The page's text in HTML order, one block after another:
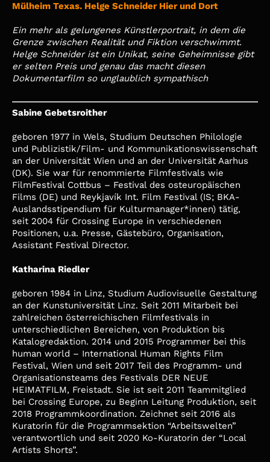
Mülheim Texas. Helge Schneider Hier und Dort
Ein mehr als gelungenes Künstlerportrait, in dem die
Grenze zwischen Realität und Fiktion verschwimmt.
Helge Schneider ist ein Unikat, seine Geheimnisse gibt
er selten Preis und genau das macht diesen
Dokumentarfilm so unglaublich sympathisch
Sabine Gebetsroither
geboren 1977 in Wels, Studium Deutschen Philologie
und Publizistik/Film- und Kommunikationswissenschaft
an der Universität Wien und an der Universität Aarhus
(DK). Sie war für renommierte Filmfestivals wie
FilmFestival Cottbus – Festival des osteuropäischen
Films (DE) und Reykjavík Int. Film Festival (IS; BKA-
Auslandsstipendium für Kulturmanager*innen) tätig,
seit 2004 für Crossing Europe in verschiedenen
Positionen, u.a. Presse, Gästebüro, Organisation,
Assistant Festival Director.
Katharina Riedler
geboren 1984 in Linz, Studium Audiovisuelle Gestaltung
an der Kunstuniversität Linz. Seit 2011 Mitarbeit bei
zahlreichen österreichischen Filmfestivals in
unterschiedlichen Bereichen, von Produktion bis
Katalogredaktion. 2014 und 2015 Programmer bei this
human world – International Human Rights Film
Festival, Wien und seit 2017 Teil des Programm- und
Organisationsteams des Festivals DER NEUE
HEIMATFILM, Freistadt. Sie ist seit 2011 Teammitglied
bei Crossing Europe, zu Beginn Leitung Produktion, seit
2018 Programmkoordination. Zeichnet seit 2016 als
Kuratorin für die Programmsektion “Arbeitswelten”
verantwortlich und seit 2020 Ko-Kuratorin der “Local
Artists Shorts”.